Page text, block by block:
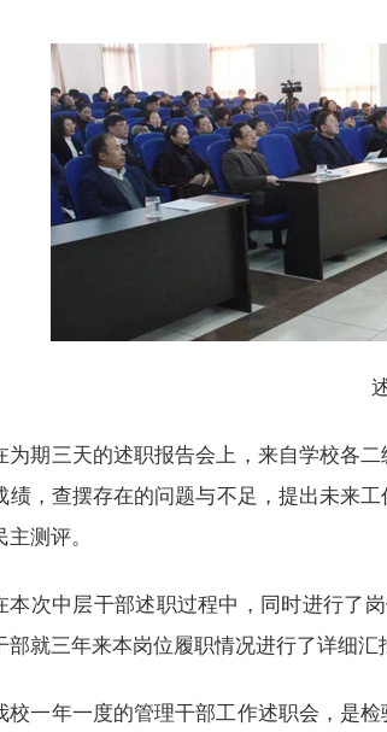
为期三天的述职报告会上，来自学校各
绩，查摆存在的问题与不足，提出未来
主测评。
本次中层干部述职过程中，同时进行了
部就三年来本岗位履职情况进行了详细汇
校一年一度的管理干部工作述职会，是